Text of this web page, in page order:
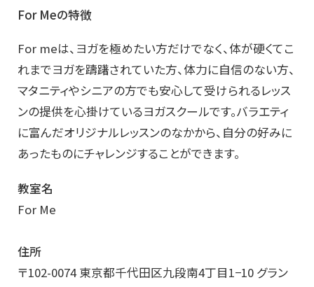
For Meの特徴
For meは、ヨガを極めたい方だけでなく、体が硬くてこ
れまでヨガを躊躇されていた方、体力に自信のない方、
マタニティやシニアの方でも安心して受けられるレッス
ンの提供を心掛けているヨガスクールです。バラエティ
に富んだオリジナルレッスンのなかから、自分の好みに
あったものにチャレンジすることができます。
教室名
For Me
住所
〒102-0074 東京都千代田区九段南4丁目1−10 グラン